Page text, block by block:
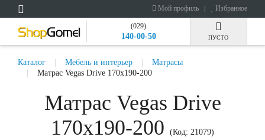
Мой профиль Избранное
(029)
140-00-50 ПУСТО
Каталог Мебель и интерьер
Матрасы
Матрас Vegas Drive 170x190-200
Матрас Vegas Drive
170x190-200
(Код: 21079)